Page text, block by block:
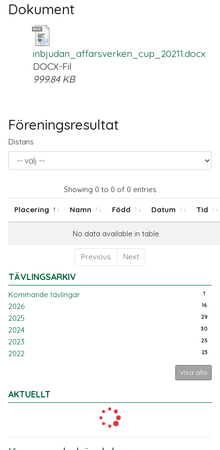
TÄVLINGSARKIV
Kommande tävlingar 1
2026 16
2025 29
2024 30
2023 25
2022 23
Visa alla
AKTUELLT
Dokument
inbjudan_affarsverken_cup_20211.docx
DOCX-Fil
999.84 KB
Föreningsresultat
Distans
Showing 0 to 0 of 0 entries
Placering Namn Född Datum Tid
No data available in table
Previous Next